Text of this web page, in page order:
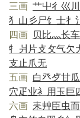
三画 艹屮彳 巛川
犭 山彡尸饣 士扌 氵
四画 贝比灬长车
牜 爿片攴攵气欠
支止爪无
五画 白癶歺甘瓜
穴疋业衤 用玉巨
六画 耒艸臣虫而